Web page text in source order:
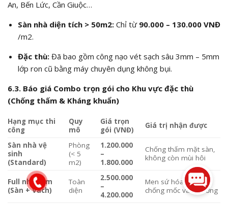
An, Bến Lức, Cần Giuộc…
Sàn nhà diện tích > 50m2:Chỉ từ 90.000 – 130.000 VNĐ
/m2.
Đặc thù:Đã bao gồm công nạo vét sạch sâu 3mm – 5mm
lớp ron cũ bằng máy chuyên dụng không bụi.
6.3. Báo giá Combo trọn gói cho Khu vực đặc thù
(Chống thấm & Kháng khuẩn)
Hạng mục thi
công
Quy
mô
Giá trọn
gói (VNĐ)
Giá trị nhận được
Sàn nhà vệ
sinh
(Standard)
Phòng
(< 5
m2)
1.200.000
–
1.800.000
Chống thấm mặt sàn,
không còn mùi hôi
Full nhà tắm
(Sàn + Vách)
Toàn
diện
2.500.000
–
4.200.000
Men sứ hóa 100%,
chống mốc vách tường